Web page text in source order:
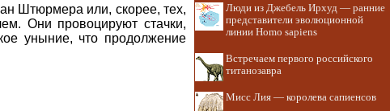
Штюрмера или, скорее, тех,
Они провоцируют стачки,
уныние, что продолжение
Люди из Джебель Ирхуд — ранние
представители эволюционной
линии Homo sapiens
Встречаем первого российского
титанозавра
Мисс Лия — королева сапиенсов